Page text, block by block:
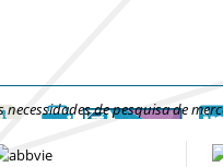
de pesquisa de